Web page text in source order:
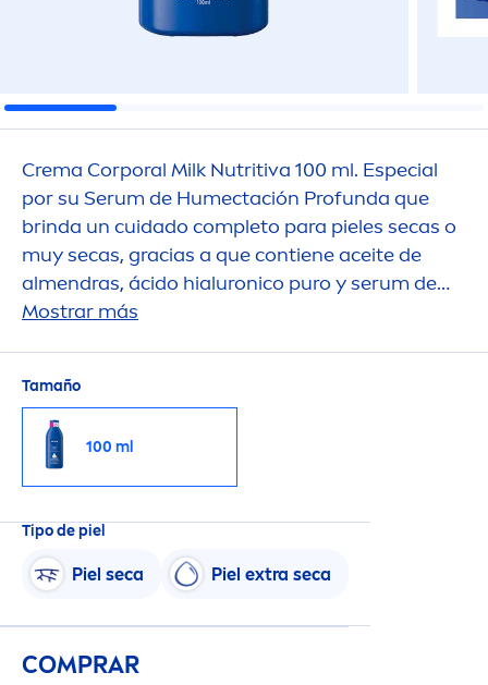
Crema Corporal Milk Nutritiva 100 ml. Especial
por su Serum de Humectación Profunda que
brinda un cuidado completo para pieles secas o
muy secas, gracias a que contiene aceite de
almendras, ácido hialuronico puro y serum de
humectación profunda.
Mostrar más
Tamaño
100 ml
Tipo de piel
Piel seca Piel extra seca
COMPRAR